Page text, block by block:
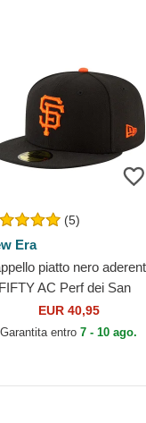
(5)
Era
piatto nero
AC Perf dei San
Giants MLB di
Era
EUR 40,95
Garantita entro7 - 10 ago.